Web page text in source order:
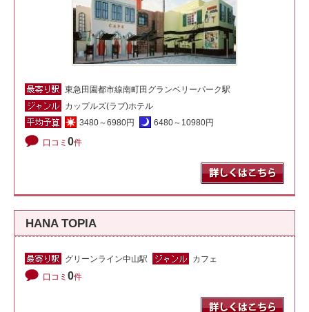
東急田園都市線南町田グランベリーパーク駅
カップルズ(ラブ)ホテル
3480～6980円
6480～10980円
口コミ 0件
HANA TOPIA
グリーンライン中山駅
カフェ
口コミ 0件